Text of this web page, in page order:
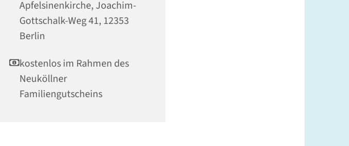
Apfelsinenkirche, Joachim-
Gottschalk-Weg 41, 12353
Berlin
kostenlos im Rahmen des
Neuköllner
Familiengutscheins